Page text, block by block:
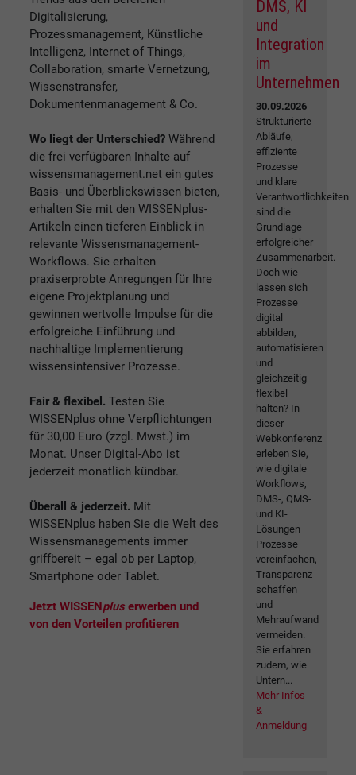
Digitalisierung,
Prozessmanagement, Künstliche
Intelligenz, Internet of Things,
Collaboration, smarte Vernetzung,
Wissenstransfer,
Dokumentenmanagement & Co.
Wo liegt der Unterschied? Während
die frei verfügbaren Inhalte auf
wissensmanagement.net ein gutes
Basis- und Überblickswissen bieten,
erhalten Sie mit den WISSENplus-
Artikeln einen tieferen Einblick in
relevante Wissensmanagement-
Workflows. Sie erhalten
praxiserprobte Anregungen für Ihre
eigene Projektplanung und
gewinnen wertvolle Impulse für die
erfolgreiche Einführung und
nachhaltige Implementierung
wissensintensiver Prozesse.
Fair & flexibel. Testen Sie
WISSENplus ohne Verpflichtungen
für 30,00 Euro (zzgl. Mwst.) im
Monat. Unser Digital-Abo ist
jederzeit monatlich kündbar.
Überall & jederzeit. Mit
WISSENplus haben Sie die Welt des
Wissensmanagements immer
griffbereit – egal ob per Laptop,
Smartphone oder Tablet.
Jetzt WISSENplus erwerben und
von den Vorteilen profitieren
DMS, KI
und
Integration
im
Unternehmen
30.09.2026
Strukturierte
Abläufe,
effiziente
Prozesse
und klare
Verantwortlichkeiten
sind die
Grundlage
erfolgreicher
Zusammenarbeit.
Doch wie
lassen sich
Prozesse
digital
abbilden,
automatisieren
und
gleichzeitig
flexibel
halten? In
dieser
Webkonferenz
erleben Sie,
wie digitale
Workflows,
DMS-, QMS-
und KI-
Lösungen
Prozesse
vereinfachen,
Transparenz
schaffen
und
Mehraufwand
vermeiden.
Sie erfahren
zudem, wie
Untern...
Mehr Infos
&
Anmeldung